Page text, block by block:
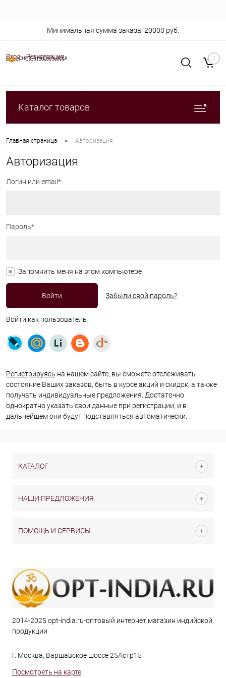
Вход Регистрация
Минимальная сумма заказа: 20000 руб.
0
Каталог товаров
Главная страница • Авторизация
Авторизация
Логин или email*
Пароль*
Запомнить меня на этом компьютере
Забыли свой пароль?
Войти как пользователь
Регистрируясь на нашем сайте, вы сможете отслеживать
состояние Ваших заказов, быть в курсе акций и скидок, а также
получать индивидуальные предложения. Достаточно
однократно указать свои данные при регистрации, и в
дальнейшем они будут подставляться автоматически.
КАТАЛОГ
НАШИ ПРЕДЛОЖЕНИЯ
ПОМОЩЬ И СЕРВИСЫ
2014-2025 opt-india.ru-оптовый интернет магазин индийской
продукции
Г. Москва, Варшавское шоссе 25Астр15
Посмотреть на карте